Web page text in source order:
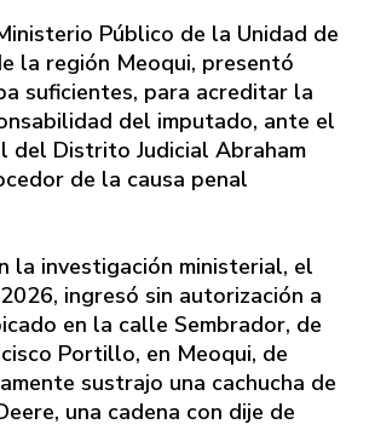
Público de la Unidad de
la región Meoqui, presentó
suficientes, para acreditar la
del imputado, ante el
del Distrito Judicial Abraham
de la causa penal
la investigación ministerial, el
ingresó sin autorización a
en la calle Sembrador, de
Portillo, en Meoqui, de
sustrajo una cachucha de
una cadena con dije de